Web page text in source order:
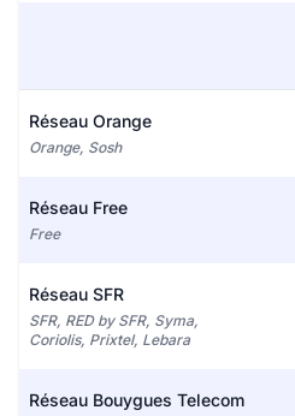
Réseau Orange
Orange, Sosh
Réseau Free
Free
Réseau SFR
SFR, RED by SFR, Syma,
Coriolis, Prixtel, Lebara
Réseau Bouygues Telecom